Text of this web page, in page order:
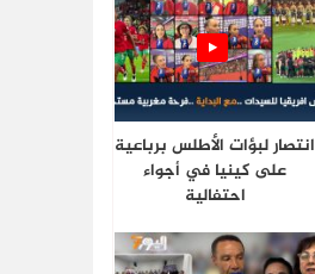
انتصار لبؤات الأطلس برباعية
على كينيا في أجواء
احتفالية